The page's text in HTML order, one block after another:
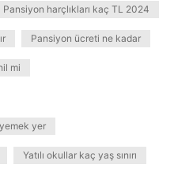
Pansiyon harçlıkları kaç TL 2024
Pansiyon ücreti ne kadar
mi
yer
Yatılı okullar kaç yaş sınırı